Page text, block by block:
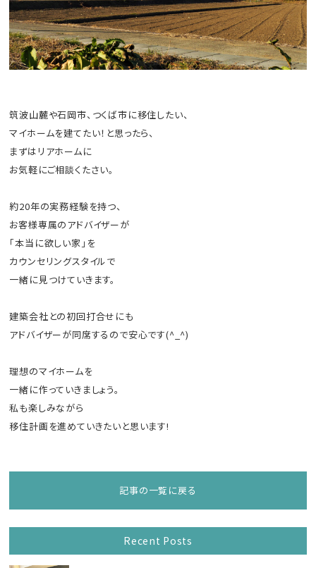
筑波山麓や石岡市、つくば市に移住したい、
マイホームを建てたい！と思ったら、
まずはリアホームに
お気軽にご相談くたさい。
約20年の実務経験を持つ、
お客様専属のアドバイザーが
「本当に欲しい家」を
カウンセリングスタイルで
一緒に見つけていきます。
建築会社との初回打合せにも
アドバイザーが同席するので安心です(^_^)
理想のマイホームを
一緒に作っていきましょう。
私も楽しみながら
移住計画を進めていきたいと思います!
記事の一覧に戻る
Recent Posts